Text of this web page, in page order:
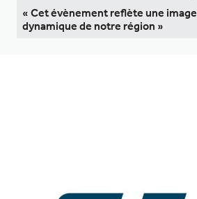
« Cet évènement reflète une image
dynamique de notre région »